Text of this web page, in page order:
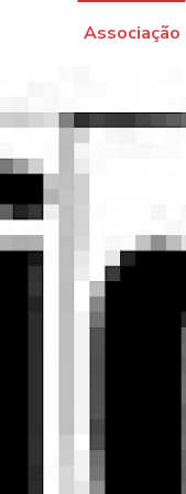
Associação